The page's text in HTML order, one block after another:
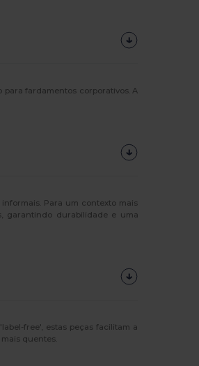
fardamentos corporativos. A
Para um contexto mais
garantindo durabilidade e uma
free', estas peças facilitam a
quentes.